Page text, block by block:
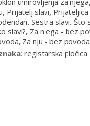
umirovljenja za njega,
, Prijatelj slavi, Prijateljica
, Sestra slavi, Što
slavi?, Za njega - bez
, Za nju - bez povoda
registarska pločica